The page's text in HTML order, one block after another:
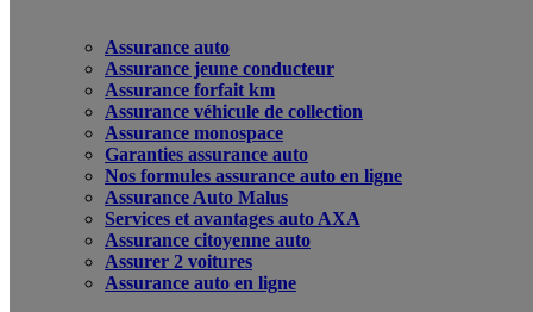
Assurance auto
Assurance jeune conducteur
Assurance forfait km
Assurance véhicule de collection
Assurance monospace
Garanties assurance auto
Nos formules assurance auto en ligne
Assurance Auto Malus
Services et avantages auto AXA
Assurance citoyenne auto
Assurer 2 voitures
Assurance auto en ligne